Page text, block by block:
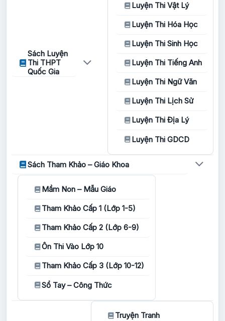
Sách Luyện
Thi THPT
Quốc Gia
Luyện Thi Vật Lý
Luyện Thi Hóa Học
Luyện Thi Sinh Học
Luyện Thi Tiếng Anh
Luyện Thi Ngữ Văn
Luyện Thi Lịch Sử
Luyện Thi Địa Lý
Luyện Thi GDCD
Sách Tham Khảo – Giáo Khoa
Mầm Non – Mẫu Giáo
Tham Khảo Cấp 1 (Lớp 1-5)
Tham Khảo Cấp 2 (Lớp 6-9)
Ôn Thi Vào Lớp 10
Tham Khảo Cấp 3 (Lớp 10-12)
Sổ Tay – Công Thức
Truyện Tranh